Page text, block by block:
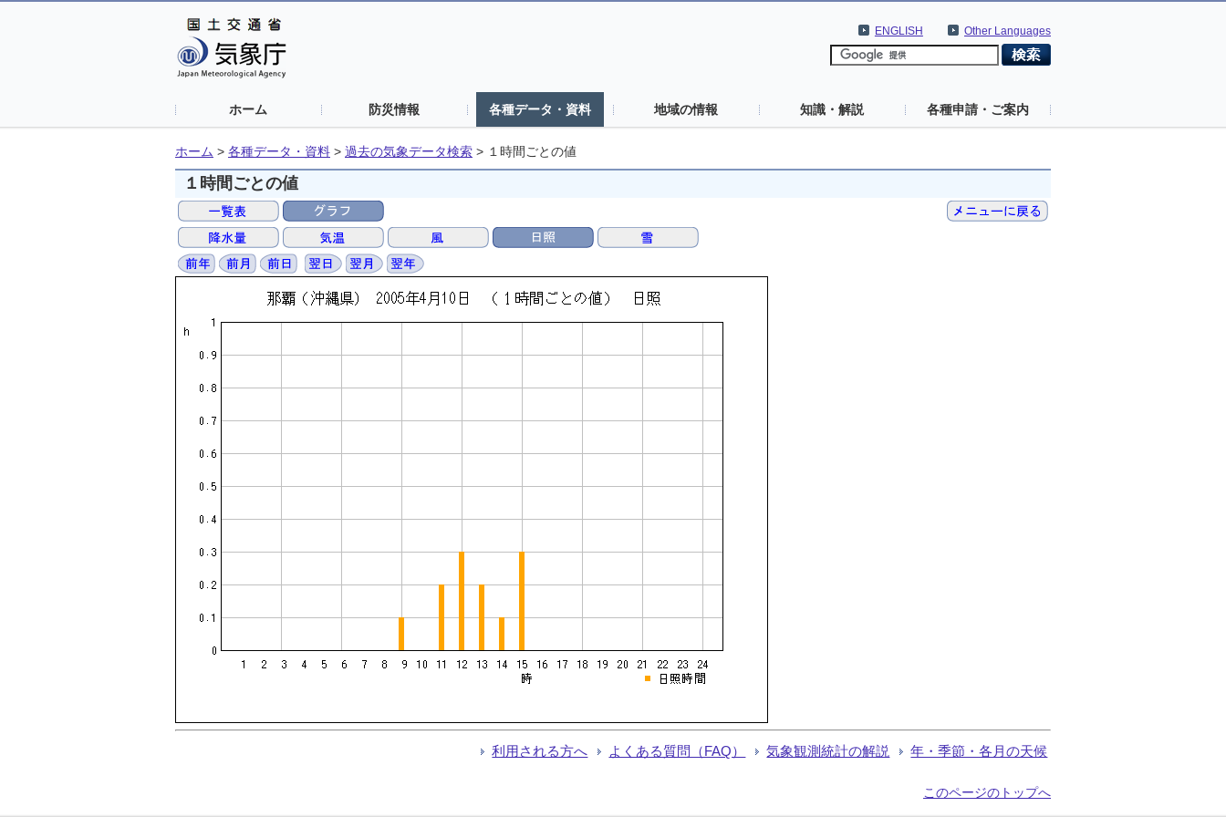
Other Languages
ENGLISH
ホーム 防災情報 各種データ・資料 地域の情報 知識・解説 各種申請・ご案内
ホーム > 各種データ・資料 > 過去の気象データ検索 > １時間ごとの値
１時間ごとの値
利用される方へ よくある質問（FAQ） 気象観測統計の解説 年・季節・各月の天候
このページのトップへ